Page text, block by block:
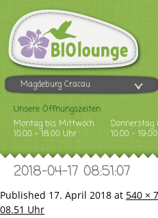
Magdeburg Cracau
Unsere Öffnungszeiten
Montag bis Mittwoch
10.00 - 18.00 Uhr
Donnerstag
10.00 -
2018-04-17 08:51:07
Published 17. April 2018 at 540 ×
08.51 Uhr